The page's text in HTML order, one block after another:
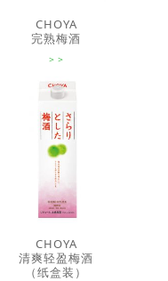
CHOYA
完熟梅酒
CHOYA
清爽轻盈梅酒
（纸盒装）